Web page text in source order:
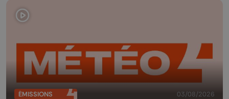
ÉMISSIONS 03/08/2026